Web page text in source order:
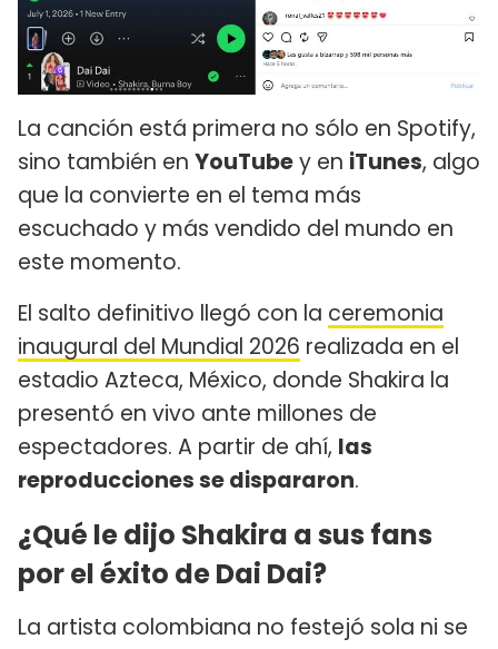
La canción está primera no sólo en Spotify,
sino también en YouTubey en iTunes, algo
que la convierte en el tema más
escuchado y más vendido del mundo en
este momento.
El salto definitivo llegó con la ceremonia
inaugural del Mundial 2026 realizada en el
estadio Azteca, México, donde Shakira la
presentó en vivo ante millones de
espectadores. A partir de ahí, las
reproducciones se dispararon.
¿Qué le dijo Shakira a sus fans
por el éxito de Dai Dai?
La artista colombiana no festejó sola ni se